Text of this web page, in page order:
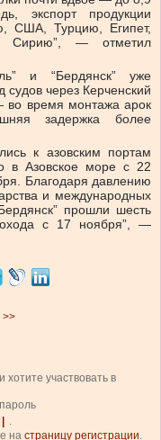
экспорт продукции
США, Турцию, Египет,
Сирию”, — отметил
и “Бердянск” уже
судов через Керченский
во время монтажа арок
задержка более
к азовским портам
в Азовское море с 22
Благодаря давлению
и международных
прошли шесть
с 17 ноября”, —
>>
участвовать в
.
на страницу регистрации.